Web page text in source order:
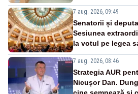
7 aug. 2026, 09:49
Senatorii și
Sesiunea
la votul pe legea
7 aug. 2026, 08:46
Strategia AUR
Nicușor Dan.